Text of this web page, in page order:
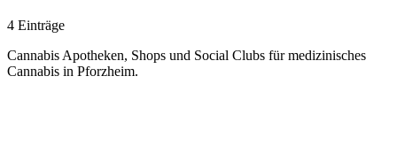
4 Einträge
Cannabis Apotheken, Shops und Social Clubs für medizinisches
Cannabis in Pforzheim.